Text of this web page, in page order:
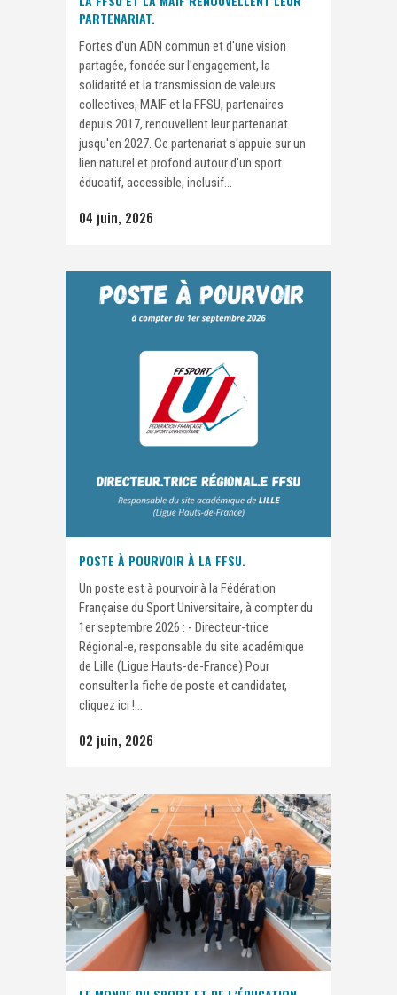
PARTENARIAT.
Fortes d'un ADN commun et d'une vision
partagée, fondée sur l'engagement, la
solidarité et la transmission de valeurs
collectives, MAIF et la FFSU, partenaires
depuis 2017, renouvellent leur partenariat
jusqu'en 2027. Ce partenariat s'appuie sur un
lien naturel et profond autour d'un sport
éducatif, accessible, inclusif...
04 juin, 2026
POSTE À POURVOIR À LA FFSU.
Un poste est à pourvoir à la Fédération
Française du Sport Universitaire, à compter du
1er septembre 2026 : - Directeur-trice
Régional-e, responsable du site académique
de Lille (Ligue Hauts-de-France) Pour
consulter la fiche de poste et candidater,
cliquez ici !...
02 juin, 2026